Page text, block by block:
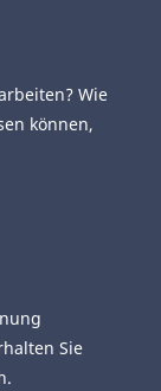
Wie
können,
Sie